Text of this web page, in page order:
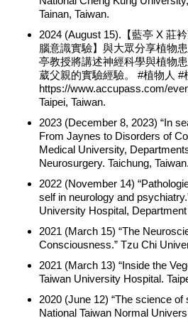
Tainan, Taiwan.
2024 (August 15).【藍亭 X 莊
腦意識實驗】與大眾分享植物
亭教授將講述神經科學與植物
葳父親的實驗經驗。 #植物人 #
https://www.accupass.com/
Taipei, Taiwan.
2023 (December 8, 2023) “In
From Jaynes to Disorders of
Medical University,
Neurosurgery. Taichung, Taiwan.
2022 (November 14)
self in neurology and
University Hospital,
2021 (March 15) “The
Consciousness.” Tzu Chi
2021 (March 13) “Inside the
Taiwan University Hospital.
2020 (June 12) “The science
National Taiwan Normal